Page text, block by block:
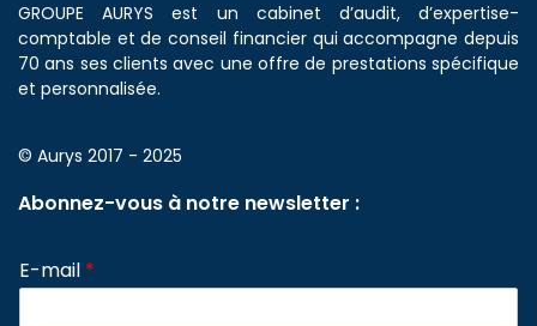
GROUPE AURYS est un cabinet d’audit, d’expertise-
comptable et de conseil financier qui accompagne depuis
70 ans ses clients avec une offre de prestations spécifique
et personnalisée.
© Aurys 2017 - 2025
Abonnez-vous à notre newsletter :
E-mail *